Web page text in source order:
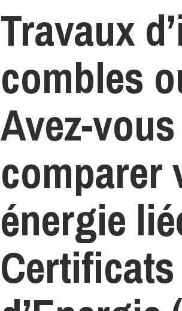
Travaux
combles
Avez-
comparer
énergie